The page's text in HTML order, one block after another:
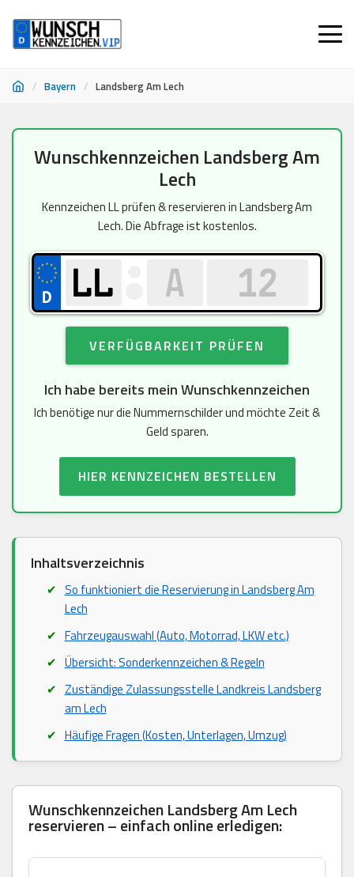
/ Bayern / Landsberg Am Lech
Zum
InhaltWunschkennzeichen Landsberg Am
Lech
Kennzeichen LL prüfen & reservieren in Landsberg Am
Lech. Die Abfrage ist kostenlos.
VERFÜGBARKEIT PRÜFEN
Ich habe bereits mein Wunschkennzeichen
Ich benötige nur die Nummernschilder und möchte Zeit &
Geld sparen.
HIER KENNZEICHEN BESTELLEN
Inhaltsverzeichnis
So funktioniert die Reservierung in Landsberg Am
Lech
Fahrzeugauswahl (Auto, Motorrad, LKW etc.)
Übersicht: Sonderkennzeichen & Regeln
Zuständige Zulassungsstelle Landkreis Landsberg
am Lech
Häufige Fragen (Kosten, Unterlagen, Umzug)
Wunschkennzeichen Landsberg Am Lech
reservieren – einfach online erledigen: